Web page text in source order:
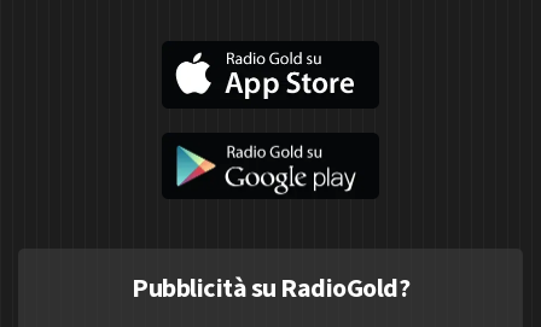
Pubblicità su RadioGold?